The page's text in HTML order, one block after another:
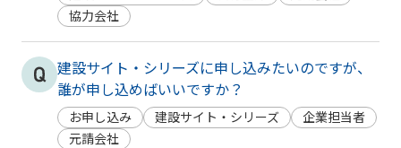
協力会社
建設サイト・シリーズに申し込みたいのですが、
誰が申し込めばいいですか？
お申し込み 建設サイト・シリーズ
企業担当者
元請会社